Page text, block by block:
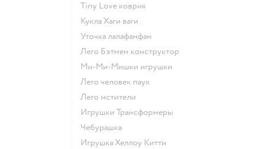
Tiny Love коврик
Кукла Хаги ваги
Уточка лалафанфан
Лего Бэтмен конструктор
Ми-Ми-Мишки игрушки
Лего человек паук
Лего мстители
Игрушки Трансформеры
Чебурашка
Игрушка Хеллоу Китти